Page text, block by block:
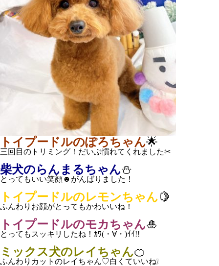
トイプードルのぽろちゃん🌟
三回目のトリミング！だいぶ慣れてくれました✂
柴犬のらんまるちゃん⛄
とってもいい笑顔☻がんばりました！
トイプードルのレモンちゃん🍋
ふんわりお顔がとってもかわいいね！
トイプードルのモカちゃん🎍
とってもスッキリしたね！ｶﾜ(・∀・)ｲｲ!!
ミックス犬のレイちゃん🍊
ふんわりカットのレイちゃん♡白くていいね❕